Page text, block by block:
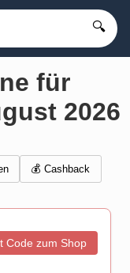
🔍
für
2026
💰 Cashback
Code zum Shop